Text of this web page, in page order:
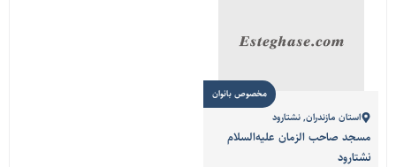
استان مازندران,نشتارود
مسجد صاحب الزمان علیه‌السلام
نشتارود
مخصوص بانوان